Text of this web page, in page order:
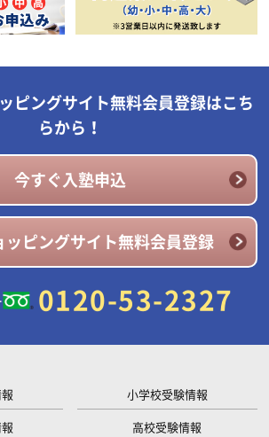
ピングサイト無料会員登録はこち
らから！
今すぐ入塾申込
ッピングサイト無料会員登録
0120-53-2327
小学校受験情報
高校受験情報